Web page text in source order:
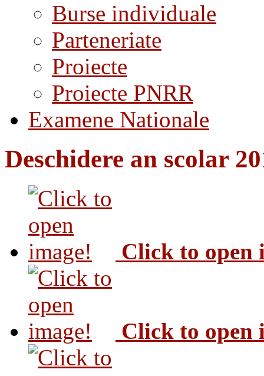
Burse individuale
Parteneriate
Proiecte
Proiecte PNRR
Examene Nationale
Deschidere an scolar
Click to open
Click to open